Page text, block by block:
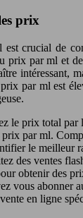
prix
crucial de
prix par ml et
intéressant,
par ml est
le prix total par
par ml.
le meilleur
des ventes
obtenir des
vous abonner
en ligne